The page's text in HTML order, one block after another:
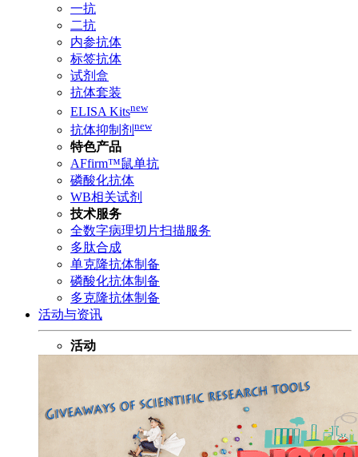
一抗
二抗
内参抗体
标签抗体
试剂盒
抗体套装
ELISA Kitsnew
抗体抑制剂 new
特色产品
AFfirm™鼠单抗
磷酸化抗体
WB相关试剂
技术服务
全数字病理切片扫描服务
多肽合成
单克隆抗体制备
磷酸化抗体制备
多克隆抗体制备
活动与资讯
活动